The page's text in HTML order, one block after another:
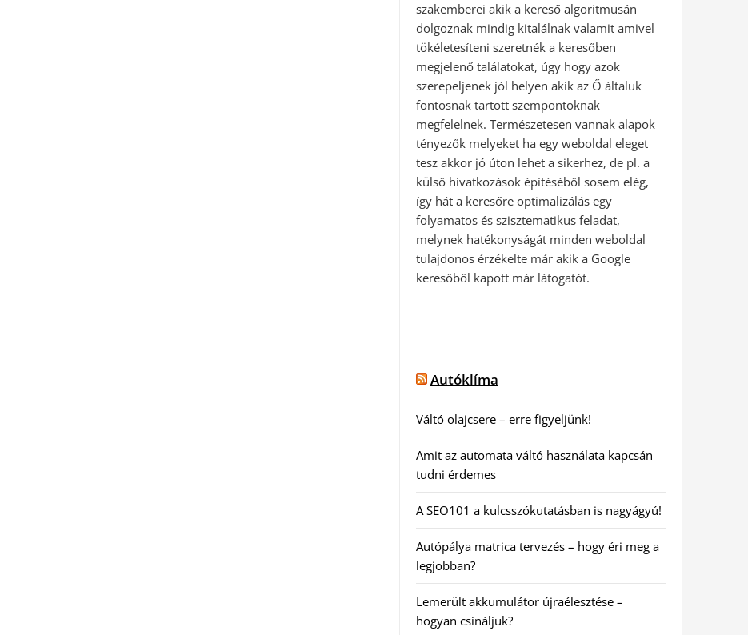
szakemberei akik a kereső algoritmusán
dolgoznak mindig kitalálnak valamit amivel
tökéletesíteni szeretnék a keresőben
megjelenő találatokat, úgy hogy azok
szerepeljenek jól helyen akik az Ő általuk
fontosnak tartott szempontoknak
megfelelnek. Természetesen vannak alapok
tényezők melyeket ha egy weboldal eleget
tesz akkor jó úton lehet a sikerhez, de pl. a
külső hivatkozások építéséből sosem elég,
így hát a keresőre optimalizálás egy
folyamatos és szisztematikus feladat,
melynek hatékonyságát minden weboldal
tulajdonos érzékelte már akik a Google
keresőből kapott már látogatót.
Autóklíma
Váltó olajcsere – erre figyeljünk!
Amit az automata váltó használata kapcsán
tudni érdemes
A SEO101 a kulcsszókutatásban is nagyágyú!
Autópálya matrica tervezés – hogy éri meg a
legjobban?
Lemerült akkumulátor újraélesztése –
hogyan csináljuk?